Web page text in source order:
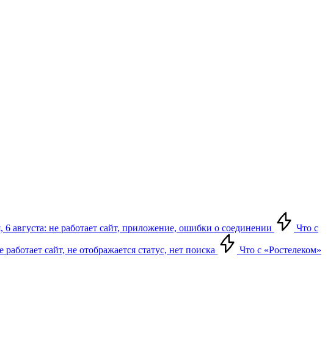
6 августа: не работает сайт, приложение, ошибки о соединении Что с
сайт, не отображается статус, нет поиска
Что с «Ростелеком»